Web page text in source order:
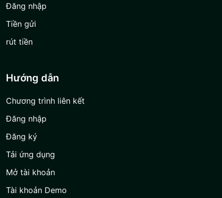
Đăng nhập
Tiền gửi
rút tiền
Hướng dẫn
Chương trình liên kết
Đăng nhập
Đăng ký
Tải ứng dụng
Mở tài khoản
Tài khoản Demo